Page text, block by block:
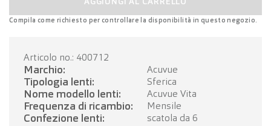
Compila come richiesto per controllare la disponibilità in questo negozio.
Articolo no.: 400712
Marchio: Acuvue
Tipologia lenti: Sferica
Nome modello lenti: Acuvue Vita
Frequenza di ricambio: Mensile
Confezione lenti: scatola da 6